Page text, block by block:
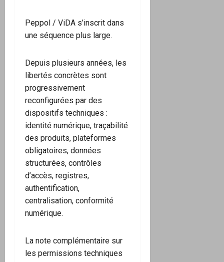
Peppol / ViDA s’inscrit dans
une séquence plus large.
Depuis plusieurs années, les
libertés concrètes sont
progressivement
reconfigurées par des
dispositifs techniques :
identité numérique, traçabilité
des produits, plateformes
obligatoires, données
structurées, contrôles
d’accès, registres,
authentification,
centralisation, conformité
numérique.
La note complémentaire sur
les permissions techniques